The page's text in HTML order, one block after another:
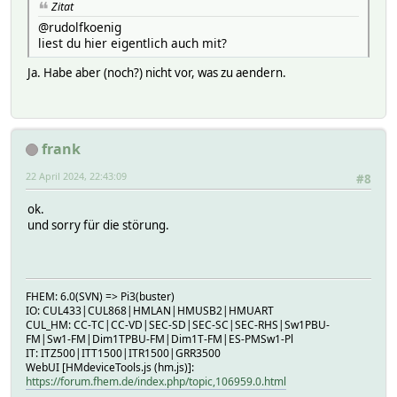
2024.04.21 16:16:57.233 0: HMLAN_Parse: hmlan1
2024.04.21 16:17:12.673 3: set cul868 raw u
2024.04.21 16:17:12.681 5: DevIo_SimpleWrite cul868: u
2024.04.21 16:17:12.757 5: cul868: dispatch 0043
Zitat
@rudolfkoenig
liest du hier eigentlich auch mit?
Ja. Habe aber (noch?) nicht vor, was zu aendern.
frank
#8
22 April 2024, 22:43:09
ok.
und sorry für die störung.
FHEM: 6.0(SVN) => Pi3(buster)
IO: CUL433|CUL868|HMLAN|HMUSB2|HMUART
CUL_HM: CC-TC|CC-VD|SEC-SD|SEC-SC|SEC-RHS|Sw1PBU-
FM|Sw1-FM|Dim1TPBU-FM|Dim1T-FM|ES-PMSw1-Pl
IT: ITZ500|ITT1500|ITR1500|GRR3500
WebUI [HMdeviceTools.js (hm.js)]:
https://forum.fhem.de/index.php/topic,106959.0.html